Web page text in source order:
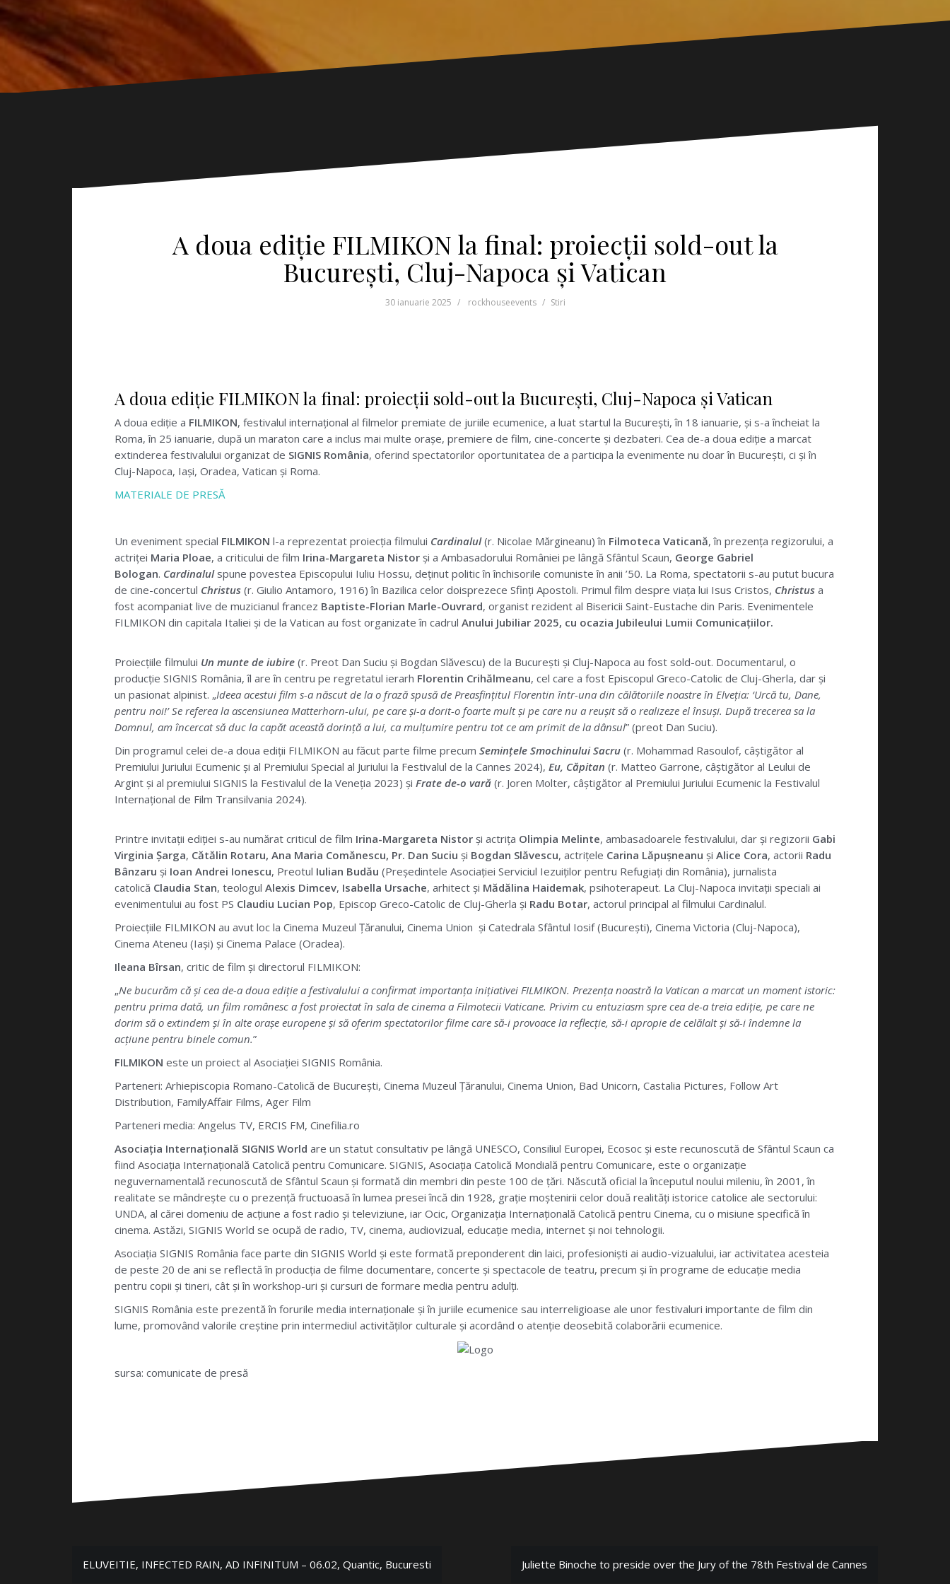
A doua ediție FILMIKON la final: proiecții sold-out la
București, Cluj-Napoca și Vatican
30 ianuarie 2025 rockhouseevents Stiri
A doua ediție FILMIKON la final: proiecții sold-out la București, Cluj-Napoca și Vatican
A doua ediție a FILMIKON, festivalul internațional al filmelor premiate de juriile ecumenice, a luat startul la București, în 18 ianuarie, și s-a încheiat la
Roma, în 25 ianuarie, după un maraton care a inclus mai multe orașe, premiere de film, cine-concerte și dezbateri. Cea de-a doua ediție a marcat
extinderea festivalului organizat de SIGNIS România, oferind spectatorilor oportunitatea de a participa la evenimente nu doar în București, ci și în
Cluj-Napoca, Iași, Oradea, Vatican și Roma.
MATERIALE DE PRESĂ
Un eveniment special FILMIKON l-a reprezentat proiecția filmului Cardinalul(r. Nicolae Mărgineanu) în Filmoteca Vaticană, în prezența regizorului, a
actriței Maria Ploae, a criticului de film Irina-Margareta Nistor și a Ambasadorului României pe lângă Sfântul Scaun, George Gabriel
Bologan. Cardinalulspune povestea Episcopului Iuliu Hossu, deținut politic în închisorile comuniste în anii ’50. La Roma, spectatorii s-au putut bucura
de cine-concertul Christus (r. Giulio Antamoro, 1916) în Bazilica celor doisprezece Sfinți Apostoli. Primul film despre viața lui Isus Cristos, Christus a
fost acompaniat live de muzicianul francez Baptiste-Florian Marle-Ouvrard, organist rezident al Bisericii Saint-Eustache din Paris. Evenimentele
FILMIKON din capitala Italiei și de la Vatican au fost organizate în cadrul Anului Jubiliar 2025, cu ocazia Jubileului Lumii Comunicațiilor.
Proiecțiile filmului Un munte de iubire (r. Preot Dan Suciu și Bogdan Slăvescu) de la București și Cluj-Napoca au fost sold-out. Documentarul, o
producție SIGNIS România, îl are în centru pe regretatul ierarh Florentin Crihălmeanu, cel care a fost Episcopul Greco-Catolic de Cluj-Gherla, dar și
un pasionat alpinist. „Ideea acestui film s-a născut de la o frază spusă de Preasfințitul Florentin într-una din călătoriile noastre în Elveția: ‘Urcă tu, Dane,
pentru noi!’ Se referea la ascensiunea Matterhorn-ului, pe care și-a dorit-o foarte mult și pe care nu a reușit să o realizeze el însuși. După trecerea sa la
Domnul, am încercat să duc la capăt această dorință a lui, ca mulțumire pentru tot ce am primit de la dânsul” (preot Dan Suciu).
Din programul celei de-a doua ediții FILMIKON au făcut parte filme precum Semințele Smochinului Sacru (r. Mohammad Rasoulof, câștigător al
Premiului Juriului Ecumenic și al Premiului Special al Juriului la Festivalul de la Cannes 2024), Eu, Căpitan (r. Matteo Garrone, câștigător al Leului de
Argint și al premiului SIGNIS la Festivalul de la Veneția 2023) și Frate de-o vară (r. Joren Molter, câștigător al Premiului Juriului Ecumenic la Festivalul
Internațional de Film Transilvania 2024).
Printre invitații ediției s-au numărat criticul de film Irina-Margareta Nistor și actrița Olimpia Melinte, ambasadoarele festivalului, dar și regizorii Gabi
Virginia Șarga, Cătălin Rotaru, Ana Maria Comănescu, Pr. Dan Suciu și Bogdan Slăvescu, actrițele Carina Lăpușneanu și Alice Cora, actorii Radu
Bânzaru și Ioan Andrei Ionescu, Preotul Iulian Budău (Președintele Asociației Serviciul Iezuiților pentru Refugiați din România), jurnalista
catolică Claudia Stan, teologul Alexis Dimcev, Isabella Ursache, arhitect și Mădălina Haidemak, psihoterapeut. La Cluj-Napoca invitații speciali ai
evenimentului au fost PS Claudiu Lucian Pop, Episcop Greco-Catolic de Cluj-Gherla și Radu Botar, actorul principal al filmului Cardinalul.
Proiecțiile FILMIKON au avut loc la Cinema Muzeul Țăranului, Cinema Union și Catedrala Sfântul Iosif (București), Cinema Victoria (Cluj-Napoca),
Cinema Ateneu (Iași) și Cinema Palace (Oradea).
Ileana Bîrsan, critic de film și directorul FILMIKON:
„Ne bucurăm că și cea de-a doua ediție a festivalului a confirmat importanța inițiativei FILMIKON. Prezența noastră la Vatican a marcat un moment istoric:
pentru prima dată, un film românesc a fost proiectat în sala de cinema a Filmotecii Vaticane. Privim cu entuziasm spre cea de-a treia ediție, pe care ne
dorim să o extindem și în alte orașe europene și să oferim spectatorilor filme care să-i provoace la reflecție, să-i apropie de celălalt și să-i îndemne la
acțiune pentru binele comun.”
FILMIKON este un proiect al Asociației SIGNIS România.
Parteneri: Arhiepiscopia Romano-Catolică de București, Cinema Muzeul Țăranului, Cinema Union, Bad Unicorn, Castalia Pictures, Follow Art
Distribution, FamilyAffair Films, Ager Film
Parteneri media: Angelus TV, ERCIS FM, Cinefilia.ro
Asociația Internațională SIGNIS World are un statut consultativ pe lângă UNESCO, Consiliul Europei, Ecosoc și este recunoscută de Sfântul Scaun ca
fiind Asociația Internațională Catolică pentru Comunicare. SIGNIS, Asociația Catolică Mondială pentru Comunicare, este o organizație
neguvernamentală recunoscută de Sfântul Scaun și formată din membri din peste 100 de țări. Născută oficial la începutul noului mileniu, în 2001, în
realitate se mândrește cu o prezență fructuoasă în lumea presei încă din 1928, grație moștenirii celor două realități istorice catolice ale sectorului:
UNDA, al cărei domeniu de acțiune a fost radio și televiziune, iar Ocic, Organizația Internațională Catolică pentru Cinema, cu o misiune specifică în
cinema. Astăzi, SIGNIS World se ocupă de radio, TV, cinema, audiovizual, educație media, internet și noi tehnologii.
Asociația SIGNIS România face parte din SIGNIS World și este formată preponderent din laici, profesioniști ai audio-vizualului, iar activitatea acesteia
de peste 20 de ani se reflectă în producția de filme documentare, concerte și spectacole de teatru, precum și în programe de educație media
pentru copii și tineri, cât și în workshop-uri și cursuri de formare media pentru adulți.
SIGNIS România este prezentă în forurile media internaționale și în juriile ecumenice sau interreligioase ale unor festivaluri importante de film din
lume, promovând valorile creștine prin intermediul activităților culturale și acordând o atenție deosebită colaborării ecumenice.
sursa: comunicate de presă
N
ELUVEITIE, INFECTED RAIN, AD INFINITUM – 06.02, Quantic, Bucuresti Juliette Binoche to preside over the Jury of the 78th Festival de Cannes